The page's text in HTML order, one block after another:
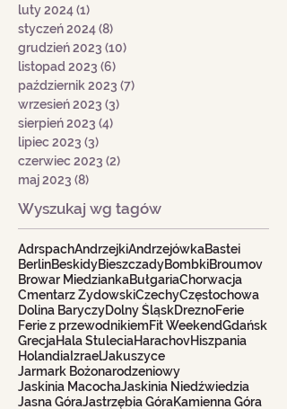
luty 2024(1)
styczeń 2024(8)
grudzień 2023 (10)
listopad 2023 (6)
październik 2023 (7)
wrzesień 2023 (3)
sierpień 2023 (4)
lipiec 2023 (3)
czerwiec 2023 (2)
maj 2023 (8)
Wyszukaj wg tagów
AdrspachAndrzejkiAndrzejówkaBastei
BerlinBeskidyBieszczadyBombkiBroumov
Browar MiedziankaBułgariaChorwacja
Cmentarz ŻydowskiCzechyCzęstochowa
Dolina BaryczyDolny ŚląskDreznoFerie
Ferie z przewodnikiemFit WeekendGdańsk
GrecjaHala StuleciaHarachovHiszpania
Holandia IzraelJakuszyce
Jarmark Bożonarodzeniowy
Jaskinia MacochaJaskinia Niedźwiedzia
Jasna GóraJastrzębia GóraKamienna Góra